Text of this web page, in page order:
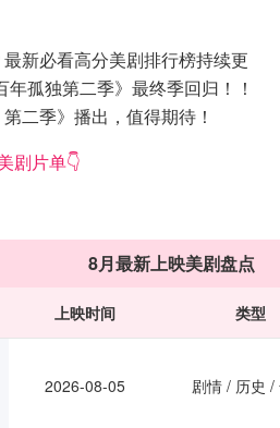
新必看高分美剧排行榜持续更
孤独第二季》最终季回归！！
二季》播出，值得期待！
剧片单👇
8月最新上映美剧盘点
上映时间 类型
2026-08-05 剧情 / 历史 /